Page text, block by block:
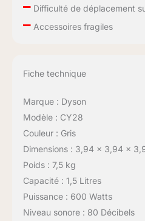
–Difficulté de déplacement
–Accessoires fragiles
Fiche technique
Marque : Dyson
Modèle : CY28
Couleur : Gris
Dimensions : 3,94 x 3,94 x
Poids : 7,5 kg
Capacité : 1,5 Litres
Puissance : 600 Watts
Niveau sonore : 80 Décibels